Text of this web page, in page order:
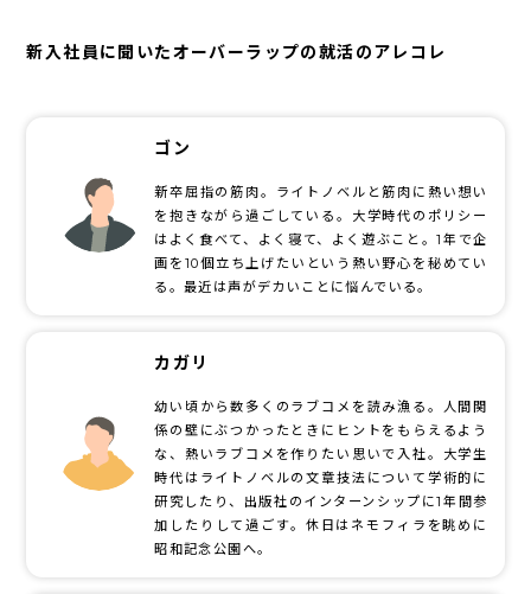
新入社員に聞いたオーバーラップの就活のアレコレ
ゴン
新卒屈指の筋肉。ライトノベルと筋肉に熱い想い
を抱きながら過ごしている。大学時代のポリシー
はよく食べて、よく寝て、よく遊ぶこと。1年で企
画を10個立ち上げたいという熱い野心を秘めてい
る。最近は声がデカいことに悩んでいる。
カガリ
幼い頃から数多くのラブコメを読み漁る。人間関
係の壁にぶつかったときにヒントをもらえるよう
な、熱いラブコメを作りたい思いで入社。大学生
時代はライトノベルの文章技法について学術的に
研究したり、出版社のインターンシップに1年間参
加したりして過ごす。休日はネモフィラを眺めに
昭和記念公園へ。